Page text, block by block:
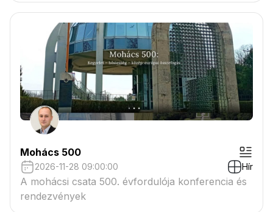
Mohács 500
2026-11-28 09:00:00 Hír
A mohácsi csata 500. évfordulója konferencia és
rendezvények